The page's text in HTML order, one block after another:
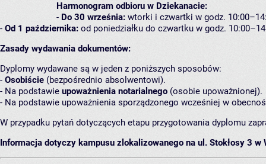
Harmonogram odbioru w Dziekanacie:
- Do 30 września: wtorki i czwartki w godz.
- Od 1 października: od poniedziałku do czwartku w godz.
Zasady wydawania dokumentów:
Dyplomy wydawane są w jeden z poniższych sposobów:
- Osobiście (bezpośrednio absolwentowi).
- Na podstawie upoważnienia notarialnego (osobie upoważnionej).
- Na podstawie upoważnienia sporządzonego wcześniej w
W przypadku pytań dotyczących etapu przygotowania dyplomu
Informacja dotyczy kampusu zlokalizowanego na ul. Stokłosy 3 w